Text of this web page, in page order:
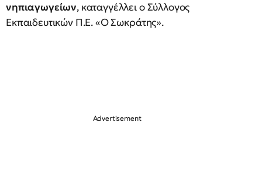
νηπιαγωγείων, καταγγέλλει ο Σύλλογος
Εκπαιδευτικών Π.Ε. «Ο Σωκράτης».